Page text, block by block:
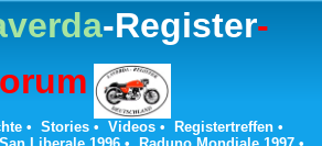
-Register-
• Stories• Videos• Registertreffen•